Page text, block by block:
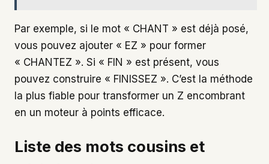
Par exemple, si le mot « CHANT » est déjà posé,
vous pouvez ajouter « EZ » pour former
« CHANTEZ ». Si « FIN » est présent, vous
pouvez construire « FINISSEZ ». C’est la méthode
la plus fiable pour transformer un Z encombrant
en un moteur à points efficace.
Liste des mots cousins et